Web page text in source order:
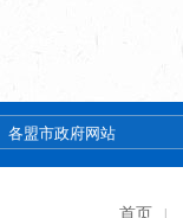
首页